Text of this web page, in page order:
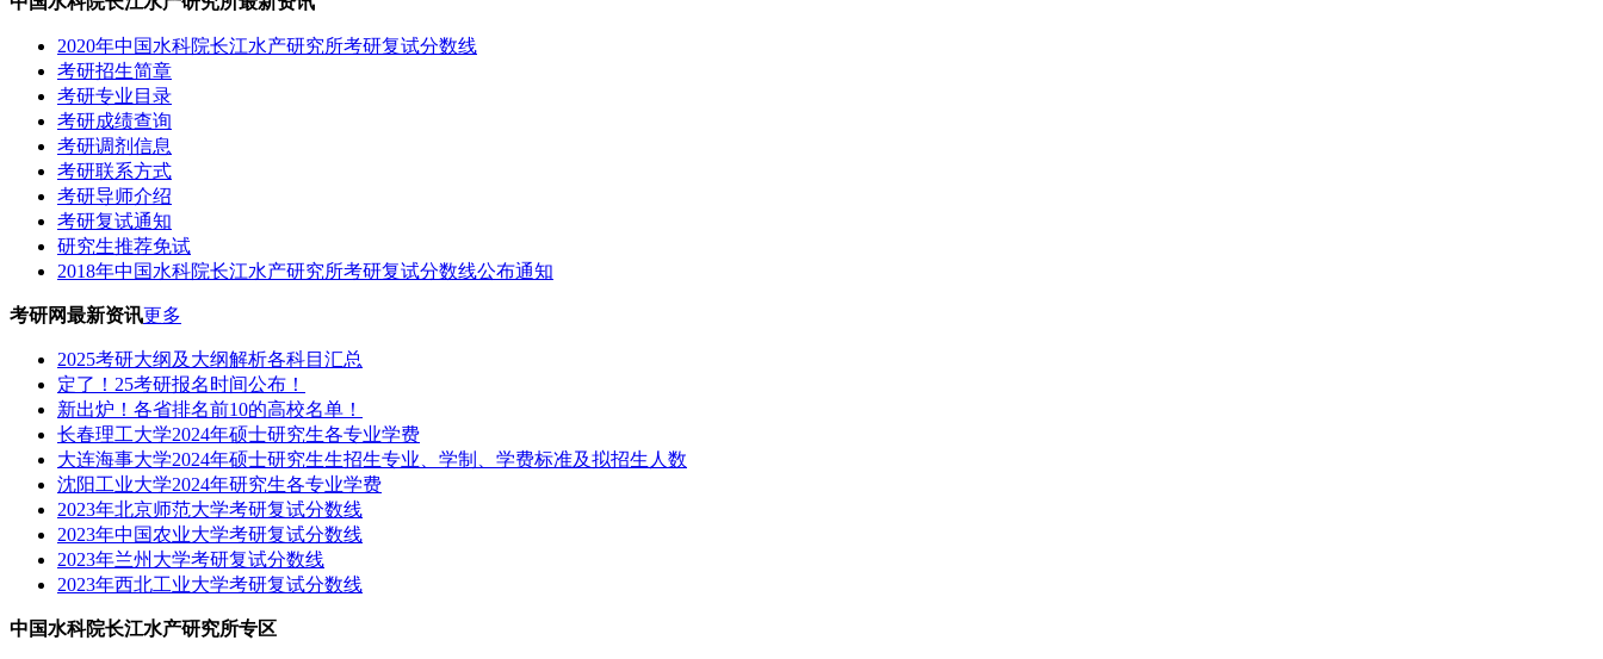
2020年中国水科院长江水产研究所考研复试分数线
考研招生简章
考研专业目录
考研成绩查询
考研调剂信息
考研联系方式
考研导师介绍
考研复试通知
研究生推荐免试
2018年中国水科院长江水产研究所考研复试分数线公布通知
考研网最新资讯更多
2025考研大纲及大纲解析各科目汇总
定了！25考研报名时间公布！
新出炉！各省排名前10的高校名单！
长春理工大学2024年硕士研究生各专业学费
大连海事大学2024年硕士研究生生招生专业、学制、学费标准及拟招生人数
沈阳工业大学2024年研究生各专业学费
2023年北京师范大学考研复试分数线
2023年中国农业大学考研复试分数线
2023年兰州大学考研复试分数线
2023年西北工业大学考研复试分数线
中国水科院长江水产研究所专区